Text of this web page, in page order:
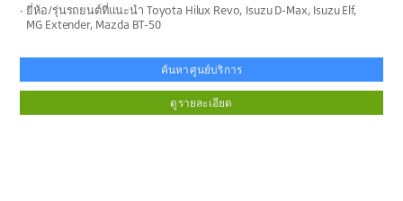
ยี่ห้อ/รุ่นรถยนต์ที่แนะนำ Toyota Hilux Revo, Isuzu D-Max, Isuzu Elf,
MG Extender, Mazda BT-50
ค้นหาศูนย์บริการ
ดูรายละเอียด